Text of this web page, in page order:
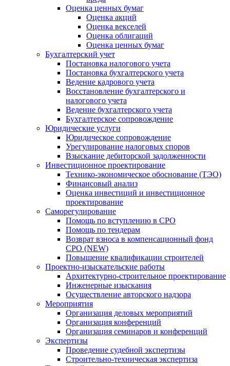
Оценка ценных бумаг
Оценка акций
Оценка векселей
Оценка облигаций
Оценка ценных бумаг
Бухгалтерский учет
Постановка налогового учета
Постановка бухгалтерского учета
Ведение кадрового учета
Восстановление бухгалтерского и
налогового учета
Ведение бухгалтерского учета
Бухгалтерское сопровождение
Юридические услуги
Юридическое сопровождение
Урегулирование налоговых споров
Взыскание дебиторской задолженности
Инвестиционное проектирование
Технико-экономическое обоснование (ТЭО)
Финансовый анализ
Оценка инвестиций и инвестиционное
проектирование
Саморегулирование
Помощь по вступлению в СРО
Помощь по тендерам
Возврат взноса в компенсационный фонд
СРО (NEW)
Повышение квалификации строителей
Проектно-изыскательские работы
Архитектурно-строительное проектирование
Инженерные изыскания
Осуществление авторского надзора
Мероприятия
Организация деловых мероприятий
Организация конференций
Организация семинаров и конференций
Экспертизы
Проведение судебной экспертизы
Строительно-техническая экспертиза